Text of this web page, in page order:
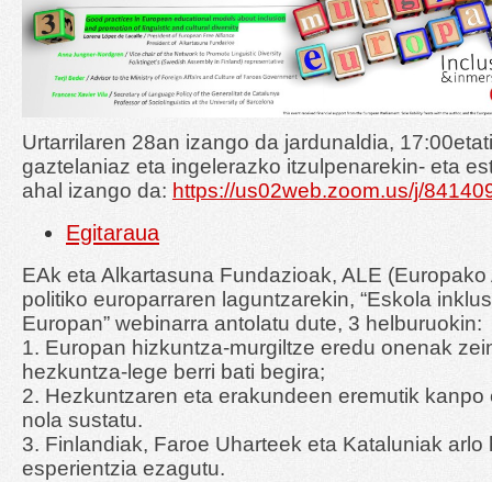
Urtarrilaren 28an izango da jardunaldia,
gaztelaniaz eta ingelerazko itzulpenarekin- eta
ahal izango da: https://us02web.zoom.us/j/
Egitaraua
EAk eta Alkartasuna Fundazioak, ALE
politiko europarraren laguntzarekin, “Eskola
Europan” webinarra antolatu dute, 3 helburuokin:
1. Europan hizkuntza-murgiltze eredu onenak
hezkuntza-lege berri bati begira;
2. Hezkuntzaren eta erakundeen eremutik
nola sustatu.
3. Finlandiak, Faroe Uharteek eta Kataluniak arlo
esperientzia ezagutu.